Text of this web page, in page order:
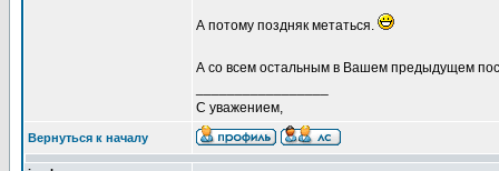
А потому поздняк метаться.
А со всем остальным в Вашем предыдущем
С уважением,
Вернуться к началу